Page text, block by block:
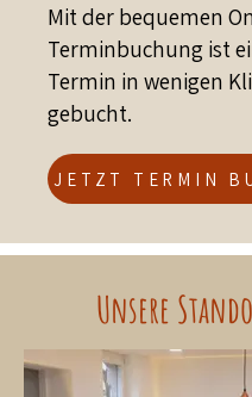
Mit der bequemen
Terminbuchung ist
Termin in wenigen
gebucht.
JETZT TERMIN
Unsere